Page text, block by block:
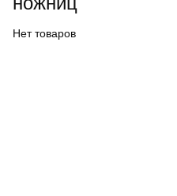
Нет товаров